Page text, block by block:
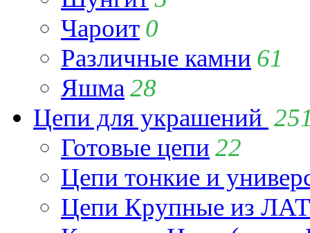
Чароит 0
Различные камни 61
Яшма 28
Цепи для украшений
Готовые цепи 22
Цепи тонкие и
Цепи Крупные из